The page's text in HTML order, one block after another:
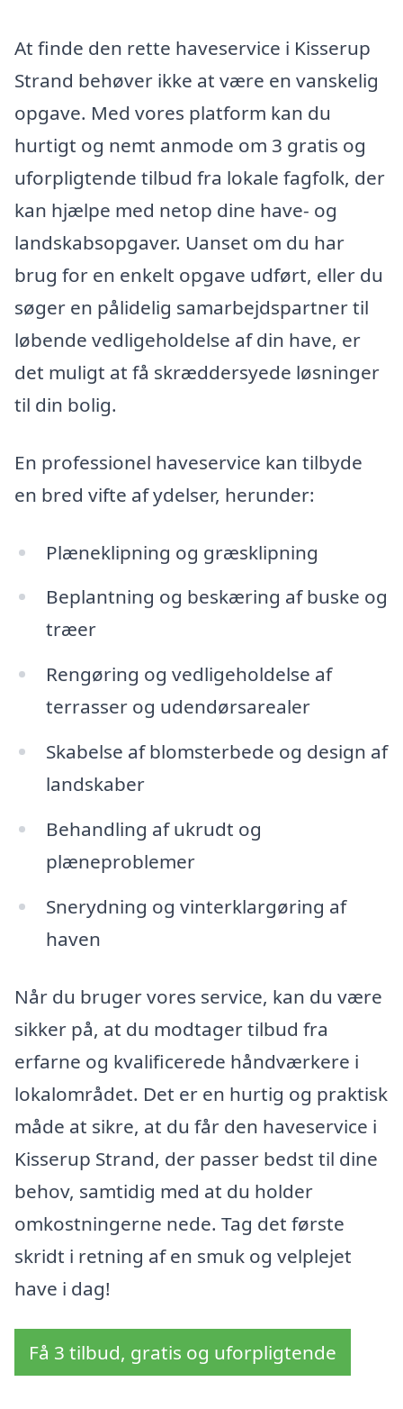
At finde den rette haveservice i Kisserup
Strand behøver ikke at være en vanskelig
opgave. Med vores platform kan du
hurtigt og nemt anmode om 3 gratis og
uforpligtende tilbud fra lokale fagfolk, der
kan hjælpe med netop dine have- og
landskabsopgaver. Uanset om du har
brug for en enkelt opgave udført, eller du
søger en pålidelig samarbejdspartner til
løbende vedligeholdelse af din have, er
det muligt at få skræddersyede løsninger
til din bolig.
En professionel haveservice kan tilbyde
en bred vifte af ydelser, herunder:
Plæneklipning og græsklipning
Beplantning og beskæring af buske og
træer
Rengøring og vedligeholdelse af
terrasser og udendørsarealer
Skabelse af blomsterbede og design af
landskaber
Behandling af ukrudt og
plæneproblemer
Snerydning og vinterklargøring af
haven
Når du bruger vores service, kan du være
sikker på, at du modtager tilbud fra
erfarne og kvalificerede håndværkere i
lokalområdet. Det er en hurtig og praktisk
måde at sikre, at du får den haveservice i
Kisserup Strand, der passer bedst til dine
behov, samtidig med at du holder
omkostningerne nede. Tag det første
skridt i retning af en smuk og velplejet
have i dag!
Få 3 tilbud, gratis og uforpligtende